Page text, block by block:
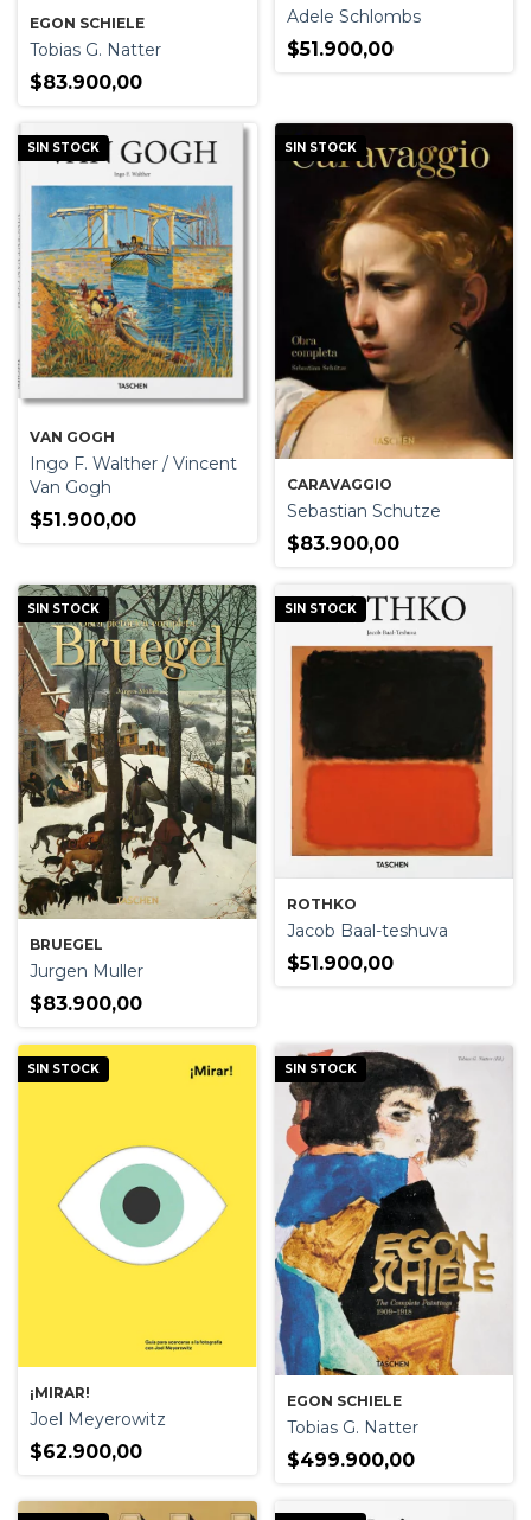
EGON SCHIELE
Tobias G. Natter
$83.900,00
Adele Schlombs
$51.900,00
SIN STOCK
VAN GOGH
Ingo F. Walther / Vincent
Van Gogh
$51.900,00
SIN STOCK
CARAVAGGIO
Sebastian Schutze
$83.900,00
SIN STOCK
BRUEGEL
Jurgen Muller
$83.900,00
SIN STOCK
ROTHKO
Jacob Baal-teshuva
$51.900,00
SIN STOCK
¡MIRAR!
Joel Meyerowitz
$62.900,00
SIN STOCK
EGON SCHIELE
Tobias G. Natter
$499.900,00